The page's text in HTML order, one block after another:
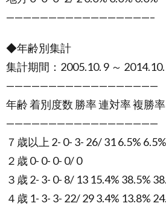
—————————————————–
◆年齢別集計
集計期間：2005.10. 9 ～
——————————————————
年齢 着別度数 勝率 連対率 複勝率
——————————————————
７歳以上 2- 0- 3- 26/ 31 6.5%
２歳 0- 0- 0- 0/ 0
３歳 2- 3- 0- 8/ 13 15.4% 38.5%
４歳 1- 3- 3- 22/ 29 3.4% 13.8%